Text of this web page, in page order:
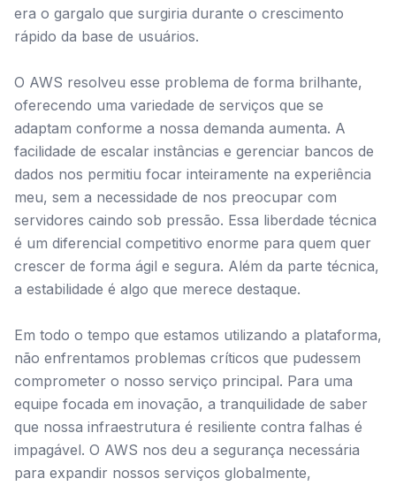
era o gargalo que surgiria durante o crescimento
rápido da base de usuários.
O AWS resolveu esse problema de forma brilhante,
oferecendo uma variedade de serviços que se
adaptam conforme a nossa demanda aumenta. A
facilidade de escalar instâncias e gerenciar bancos de
dados nos permitiu focar inteiramente na experiência
meu, sem a necessidade de nos preocupar com
servidores caindo sob pressão. Essa liberdade técnica
é um diferencial competitivo enorme para quem quer
crescer de forma ágil e segura. Além da parte técnica,
a estabilidade é algo que merece destaque.
Em todo o tempo que estamos utilizando a plataforma,
não enfrentamos problemas críticos que pudessem
comprometer o nosso serviço principal. Para uma
equipe focada em inovação, a tranquilidade de saber
que nossa infraestrutura é resiliente contra falhas é
impagável. O AWS nos deu a segurança necessária
para expandir nossos serviços globalmente,